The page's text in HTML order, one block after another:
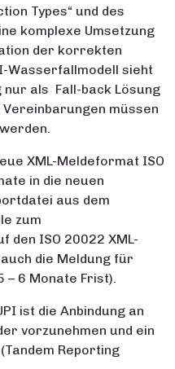
Types“ und des
komplexe Umsetzung
der korrekten
Wasserfallmodell sieht
als Fall-back Lösung
müssen
XML-Meldeformat ISO
in die neuen
aus dem
zum
ISO 20022 XML-
die Meldung für
6 Monate Frist).
ist die Anbindung an
vorzunehmen und ein
Reporting